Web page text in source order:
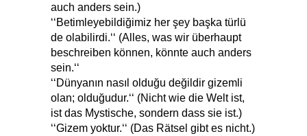
auch anders sein.)
‘‘Betimleyebildiğimiz her şey başka türlü
de olabilirdi.‘‘ (Alles, was wir überhaupt
beschreiben können, könnte auch anders
sein.‘‘
‘‘Dünyanın nasıl olduğu değildir gizemli
olan; olduğudur.‘‘ (Nicht wie die Welt ist,
ist das Mystische, sondern dass sie ist.)
‘‘Gizem yoktur.‘‘ (Das Rätsel gibt es nicht.)